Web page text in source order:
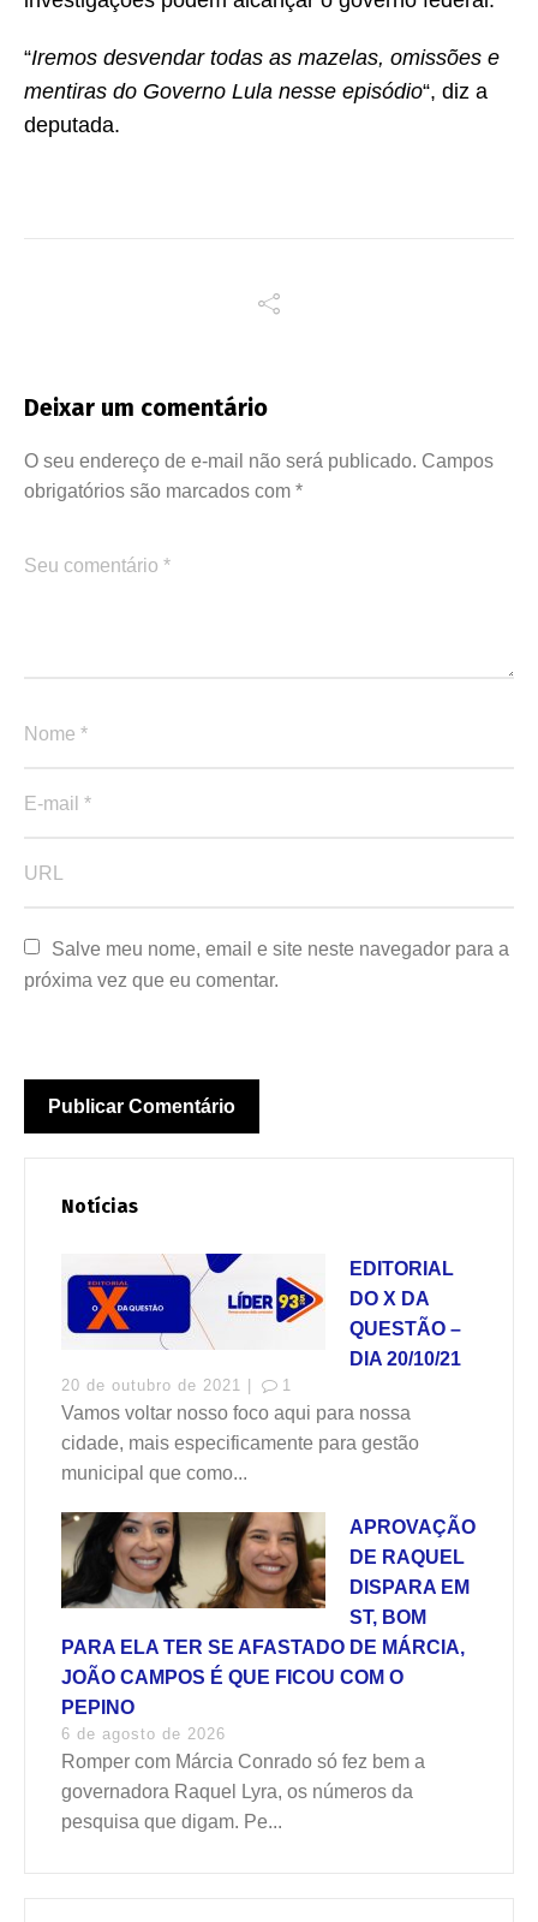
“Iremos desvendar todas as mazelas, omissões e
mentiras do Governo Lula nesse episódio“, diz a
deputada.
Deixar um comentário
O seu endereço de e-mail não será publicado. Campos
obrigatórios são marcados com *
Salve meu nome, email e site neste navegador para a
próxima vez que eu comentar.
Notícias
EDITORIAL
DO X DA
QUESTÃO –
DIA 20/10/21
20 de outubro de 2021 | 1
Vamos voltar nosso foco aqui para nossa
cidade, mais especificamente para gestão
municipal que como...
APROVAÇÃO
DE RAQUEL
DISPARA EM
ST, BOM
PARA ELA TER SE AFASTADO DE MÁRCIA,
JOÃO CAMPOS É QUE FICOU COM O
PEPINO
6 de agosto de 2026
Romper com Márcia Conrado só fez bem a
governadora Raquel Lyra, os números da
pesquisa que digam. Pe...